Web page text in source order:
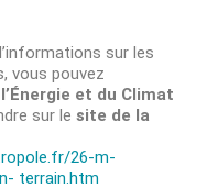
sur les
vous pouvez
et du Climat
sur le site de la
26-m-
terrain.htm